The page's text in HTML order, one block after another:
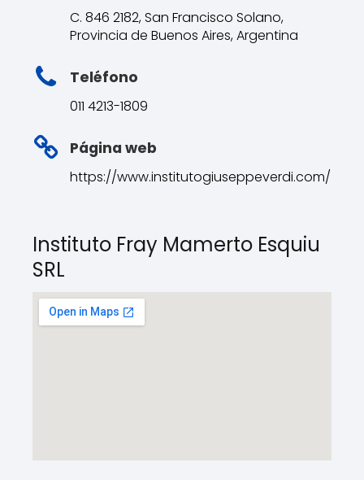
C. 846 2182, San Francisco Solano,
Provincia de Buenos Aires, Argentina
Teléfono
011 4213-1809
Página web
https://www.institutogiuseppeverdi.com/
Instituto Fray Mamerto Esquiu
SRL